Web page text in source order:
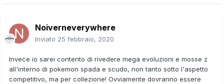
Noiverneverywhere
Inviato 25 febbraio, 2020
Invece io sarei contento di rivedere mega evoluzioni e mosse z
all'interno di pokemon spada e scudo, non tanto sotto l'aspetto
competitivo, ma per collezione! Ovviamente dovranno essere